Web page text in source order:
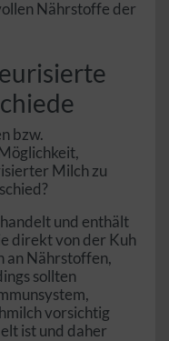
Nährstoffe der
bzw.
Milch zu
und enthält
direkt von der Kuh
an Nährstoffen,
sollten
vorsichtig
ist und daher